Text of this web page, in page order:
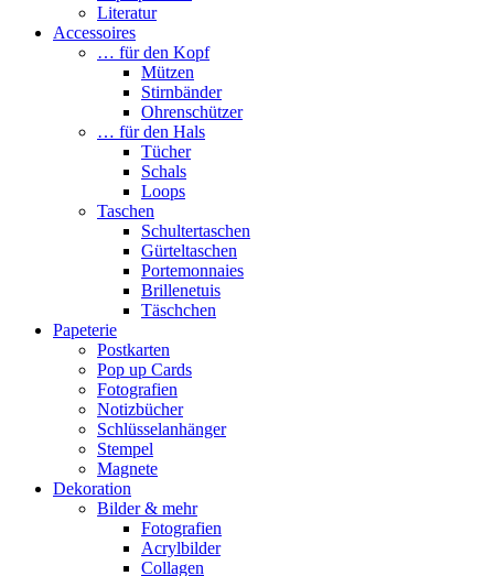
Literatur
Accessoires
… für den Kopf
Mützen
Stirnbänder
Ohrenschützer
… für den Hals
Tücher
Schals
Loops
Taschen
Schultertaschen
Gürteltaschen
Portemonnaies
Brillenetuis
Täschchen
Papeterie
Postkarten
Pop up Cards
Fotografien
Notizbücher
Schlüsselanhänger
Stempel
Magnete
Dekoration
Bilder & mehr
Fotografien
Acrylbilder
Collagen